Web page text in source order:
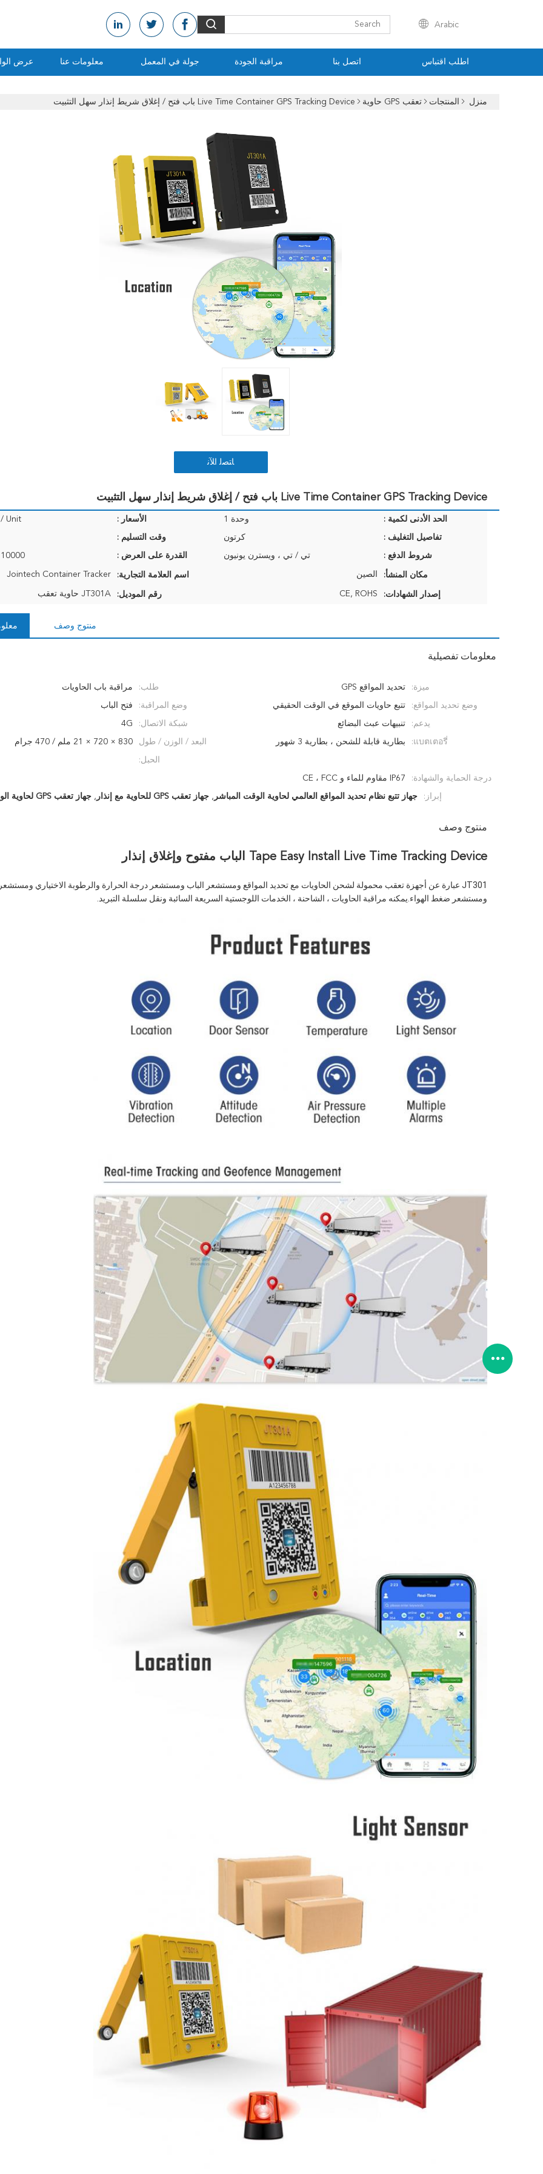
Arabic
عرض معلومات عنا جولة في المعمل مراقبة الجودة اتصل بنا اطلب اقتباس
منزل المنتجات تعقب GPS حاوية Live Time Container GPS Tracking Device باب فتح / إغلاق شريط إنذار سهل التثبيت
ﺎﺘﺼﻟ ﺍﻶﻧ
Live Time Container GPS Tracking Device باب فتح / إغلاق شريط إنذار سهل التثبيت
الحد الأدنى لكمية : وحدة 1 الأسعار : Unit
تفاصيل التغليف : كرتون وقت التسليم :
شروط الدفع : تي / تي ، ويسترن يونيون القدرة على العرض : 10000 وحدة شهريا
مكان المنشأ: الصين اسم العلامة التجارية: Jointech Container Tracker
إصدار الشهادات: CE, ROHS رقم الموديل: JT301A حاوية تعقب
منتوج وصف
معلومات تفصيلية
ميزة: تحديد المواقع GPS طلب: مراقبة باب الحاويات
وضع تحديد المواقع: تتبع حاويات الموقع في الوقت الحقيقي وضع المراقبة: فتح الباب
يدعم: تنبيهات عبث البضائع شبكة الاتصال: 4G
แบตเตอรี่: بطارية قابلة للشحن ، بطارية 3 شهور البعد / الوزن / طول
الحبل:
830 × 720 × 21 ملم / 470 جرام
درجة الحماية والشهادة: IP67 مقاوم للماء و CE ، FCC
إبراز: جهاز تتبع نظام تحديد المواقع العالمي لحاوية الوقت المباشر , جهاز تعقب GPS للحاوية مع إنذار , جهاز تعقب GPS لحاوية الوقت المباشر
منتوج وصف
Tape Easy Install Live Time Tracking Device الباب مفتوح وإغلاق إنذار
ومستشعر ضغط الهواء.يمكنه مراقبة الحاويات ، الشاحنة ، الخدمات اللوجستية السريعة السائبة ونقل سلسلة التبريد.